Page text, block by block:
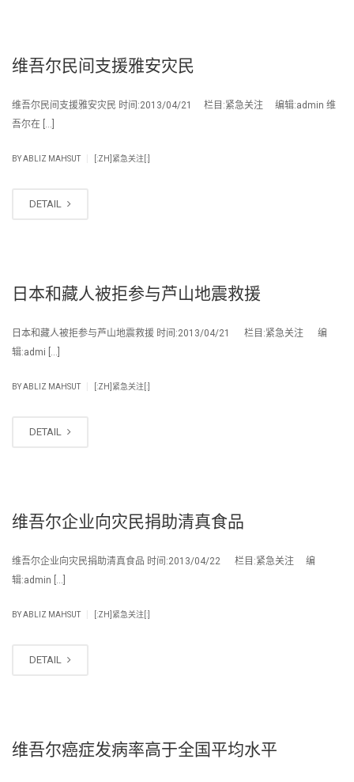
维吾尔民间支援雅安灾民
维吾尔民间支援雅安灾民 时间:2013/04/21 栏目:紧急关注 编辑:admin 维
吾尔在 […]
BYABLIZ MAHSUT [:ZH]紧急关注[:]
DETAIL
日本和藏人被拒参与芦山地震救援
日本和藏人被拒参与芦山地震救援 时间:2013/04/21 栏目:紧急关注 编
辑:admi […]
BYABLIZ MAHSUT [:ZH]紧急关注[:]
DETAIL
维吾尔企业向灾民捐助清真食品
维吾尔企业向灾民捐助清真食品 时间:2013/04/22 栏目:紧急关注 编
辑:admin […]
BYABLIZ MAHSUT [:ZH]紧急关注[:]
DETAIL
维吾尔癌症发病率高于全国平均水平